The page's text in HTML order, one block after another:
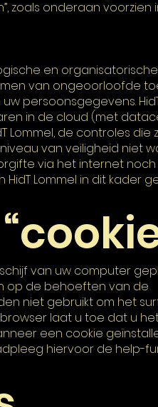
zoals onderaan voorzien
en organisatorische
van ongeoorloofde
persoonsgegevens.
in de cloud (met
Lommel, de controles die
van veiligheid niet
via het internet
Lommel in dit kader
van uw computer
op de behoeften van de
niet gebruikt om het
laat u toe dat u
een cookie
hiervoor de help-